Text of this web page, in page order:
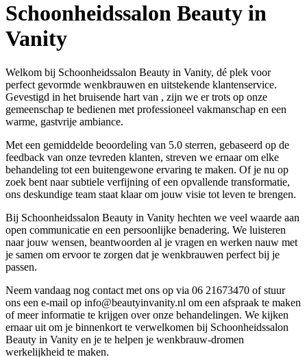
Schoonheidssalon Beauty in
Vanity
Welkom bij Schoonheidssalon Beauty in Vanity, dé plek voor
perfect gevormde wenkbrauwen en uitstekende klantenservice.
Gevestigd in het bruisende hart van , zijn we er trots op onze
gemeenschap te bedienen met professioneel vakmanschap en een
warme, gastvrije ambiance.
Met een gemiddelde beoordeling van 5.0 sterren, gebaseerd op de
feedback van onze tevreden klanten, streven we ernaar om elke
behandeling tot een buitengewone ervaring te maken. Of je nu op
zoek bent naar subtiele verfijning of een opvallende transformatie,
ons deskundige team staat klaar om jouw visie tot leven te brengen.
Bij Schoonheidssalon Beauty in Vanity hechten we veel waarde aan
open communicatie en een persoonlijke benadering. We luisteren
naar jouw wensen, beantwoorden al je vragen en werken nauw met
je samen om ervoor te zorgen dat je wenkbrauwen perfect bij je
passen.
Neem vandaag nog contact met ons op via 06 21673470 of stuur
ons een e-mail op info@beautyinvanity.nl om een afspraak te maken
of meer informatie te krijgen over onze behandelingen. We kijken
ernaar uit om je binnenkort te verwelkomen bij Schoonheidssalon
Beauty in Vanity en je te helpen je wenkbrauw-dromen
werkelijkheid te maken.